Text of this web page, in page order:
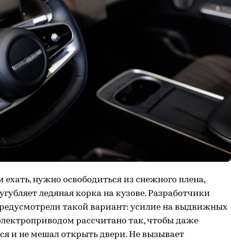
нужно освободиться из снежного плена,
ледяная корка на кузове. Разработчики
такой вариант: усилие на выдвижных
рассчитано так, чтобы даже
и не мешал открыть двери. Не вызывает